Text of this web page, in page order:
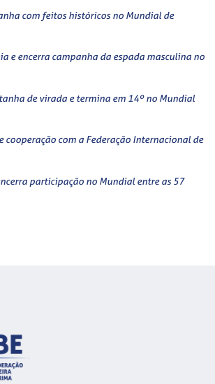
com feitos históricos no Mundial de
e encerra campanha da espada masculina no
de virada e termina em 14º no Mundial
cooperação com a Federação Internacional de
participação no Mundial entre as 57